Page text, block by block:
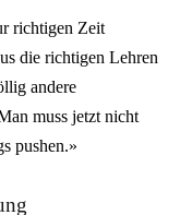
richtigen Zeit
die richtigen Lehren
andere
muss jetzt nicht
pushen.»